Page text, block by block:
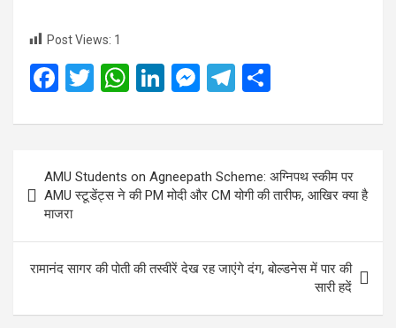
Post Views: 1
F
ce
b
o
o
k
T
tt
er
W
at
A
p
Li
ke
n
M
se
n
g
T
e
a
ar
e
navigation
AMU Students on Agneepath Scheme: अग्निपथ स्कीम पर
AMU स्टूडेंट्स ने की PM मोदी और CM योगी की तारीफ, आखिर क्या है
माजरा
रामानंद सागर की पोती की तस्वीरें देख रह जाएंगे दंग, बोल्डनेस में पार की
सारी हदें